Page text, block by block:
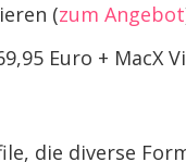
(zum Angebot
Euro + MacX
die diverse